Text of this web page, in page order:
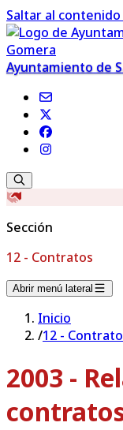
Saltar al
Ayuntamiento de
Sección
12 - Contratos
Abrir menú lateral
Inicio
/12 -
2003 -